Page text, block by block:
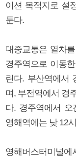
이션 목적지로 설
둔다.
대중교통은 열차
경주역으로 이동
린다. 부산역에서
며, 부전역에서 경
다. 경주역에서 오
영해역에는 낮 12
영해버스터미널에